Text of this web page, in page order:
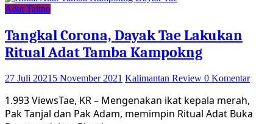
Adat Talino
Tangkal Corona, Dayak Tae Lakukan
Ritual Adat Tamba Kampokng
27 Juli 2021 5 November 2021 Kalimantan Review 0 Komentar
1.993 ViewsTae, KR – Mengenakan ikat kepala merah,
Pak Tanjal dan Pak Adam, memimpin Ritual Adat Buka